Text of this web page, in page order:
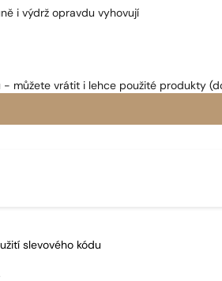
i výdrž opravdu vyhovují
- můžete vrátit i lehce použité produkty
slevového kódu